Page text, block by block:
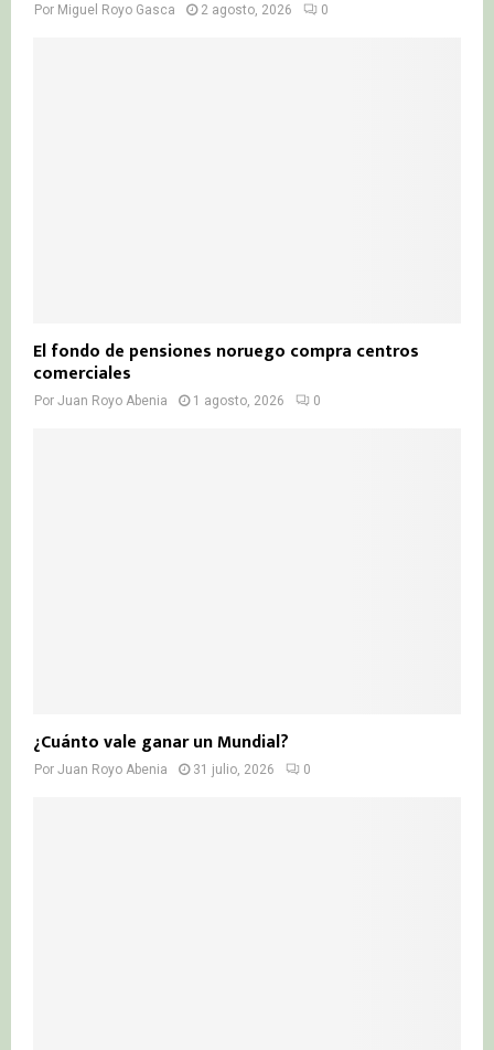
Por Miguel Royo Gasca 2 agosto, 2026 0
El fondo de pensiones noruego compra centros
comerciales
Por Juan Royo Abenia 1 agosto, 2026 0
¿Cuánto vale ganar un Mundial?
Por Juan Royo Abenia 31 julio, 2026 0